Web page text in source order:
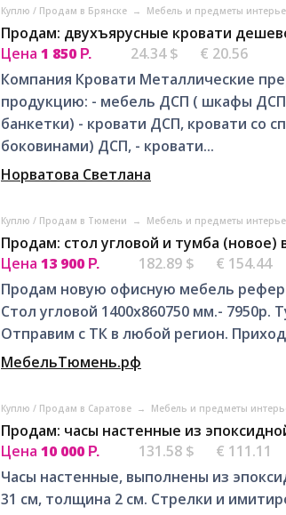
Куплю / Продам в Брянске → Мебель и предметы
Продам: двухъярусные кровати
Цена 1 850 Р. 24.34 $
€ 20.56
Компания Кровати Металлические
продукцию: - мебель ДСП ( шкафы
банкетки) - кровати ДСП, кровати со
боковинами) ДСП, - кровати...
Норватова Светлана
Куплю / Продам в Тюмени → Мебель и предметы
Продам: стол угловой и тумба (новое)
Цена 13 900 Р. 182.89 $
€ 154.44
Продам новую офисную мебель
Стол угловой 1400х860750 мм.-
Отправим с ТК в любой регион.
МебельТюмень.рф
Куплю / Продам в Саратове → Мебель и предметы
Продам: часы настенные из
Цена 10 000 Р. 131.58 $
€ 111.11
Часы настенные, выполнены из
31 см, толщина 2 см. Стрелки и